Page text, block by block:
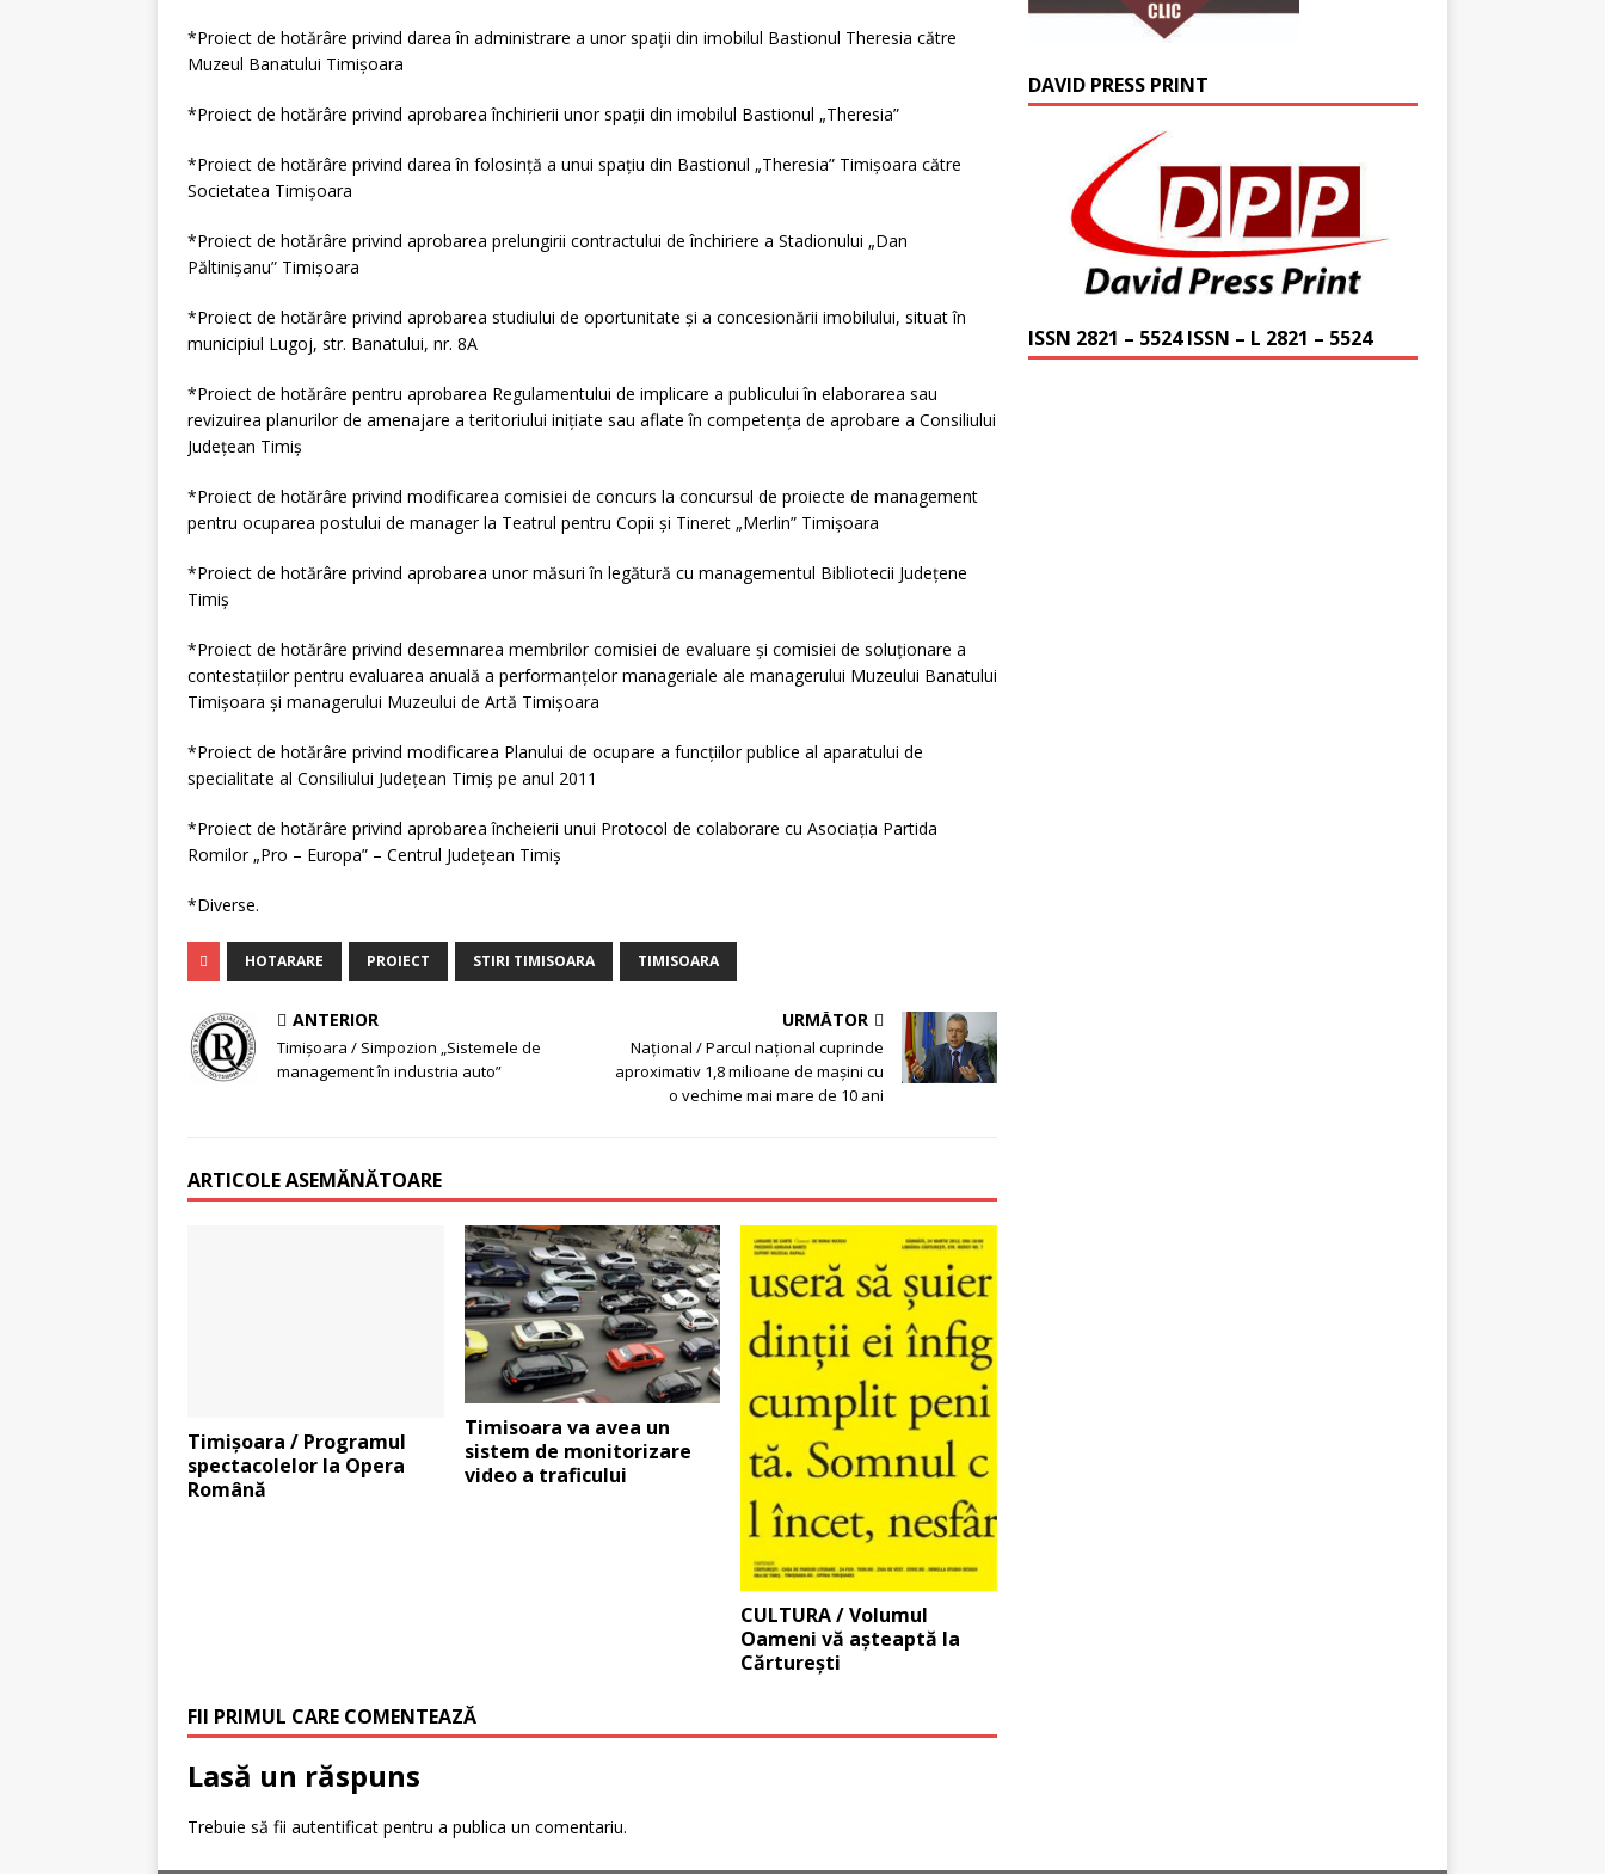
*Proiect de hotărâre privind darea în administrare a unor spaţii din imobilul Bastionul Theresia către
Muzeul Banatului Timişoara
*Proiect de hotărâre privind aprobarea închirierii unor spaţii din imobilul Bastionul „Theresia”
*Proiect de hotărâre privind darea în folosinţă a unui spaţiu din Bastionul „Theresia” Timişoara către
Societatea Timişoara
*Proiect de hotărâre privind aprobarea prelungirii contractului de închiriere a Stadionului „Dan
Păltinişanu” Timişoara
*Proiect de hotărâre privind aprobarea studiului de oportunitate şi a concesionării imobilului, situat în
municipiul Lugoj, str. Banatului, nr. 8A
*Proiect de hotărâre pentru aprobarea Regulamentului de implicare a publicului în elaborarea sau
revizuirea planurilor de amenajare a teritoriului iniţiate sau aflate în competenţa de aprobare a Consiliului
Judeţean Timiş
*Proiect de hotărâre privind modificarea comisiei de concurs la concursul de proiecte de management
pentru ocuparea postului de manager la Teatrul pentru Copii şi Tineret „Merlin” Timişoara
*Proiect de hotărâre privind aprobarea unor măsuri în legătură cu managementul Bibliotecii Judeţene
Timiş
*Proiect de hotărâre privind desemnarea membrilor comisiei de evaluare şi comisiei de soluţionare a
contestaţiilor pentru evaluarea anuală a performanţelor manageriale ale managerului Muzeului Banatului
Timişoara şi managerului Muzeului de Artă Timişoara
*Proiect de hotărâre privind modificarea Planului de ocupare a funcţiilor publice al aparatului de
specialitate al Consiliului Judeţean Timiş pe anul 2011
*Proiect de hotărâre privind aprobarea încheierii unui Protocol de colaborare cu Asociaţia Partida
Romilor „Pro – Europa” – Centrul Judeţean Timiş
*Diverse.
HOTARARE PROIECT STIRI TIMISOARA TIMISOARA
ANTERIOR
Timişoara / Simpozion „Sistemele de
management în industria auto”
URMĂTOR
Naţional / Parcul naţional cuprinde
aproximativ 1,8 milioane de maşini cu
o vechime mai mare de 10 ani
ARTICOLE ASEMĂNĂTOARE
Timişoara / Programul
spectacolelor la Opera
Română
Timisoara va avea un
sistem de monitorizare
video a traficului
CULTURA / Volumul
Oameni vă aşteaptă la
Cărtureşti
FII PRIMUL CARE COMENTEAZĂ
Lasă un răspuns
Trebuie să fii autentificat pentru a publica un comentariu.
DAVID PRESS PRINT
ISSN 2821 – 5524 ISSN – L 2821 – 5524